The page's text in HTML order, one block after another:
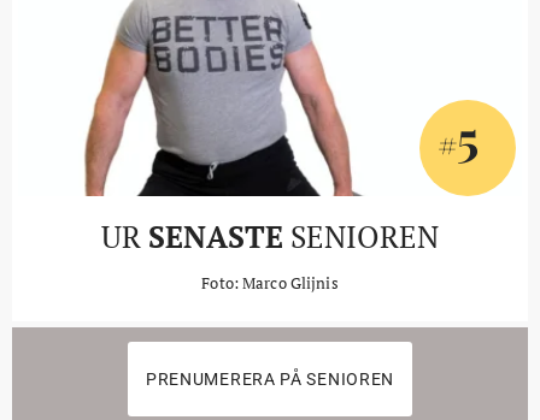
#5
UR SENASTE SENIOREN
Foto: Marco Glijnis
PRENUMERERA PÅ SENIOREN